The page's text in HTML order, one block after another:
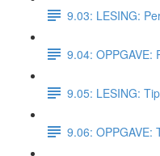
9.03: LESING:
9.04: OPPGAVE:
9.05: LESING:
9.06: OPPGAVE: